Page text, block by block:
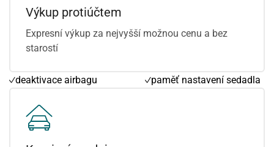
bezklíčové startování a
odemykání
bluetooth
centrál dálkový
deaktivace airbagu
digitální příjem rádia
(DAB)
kožená sedadla
paměť nastavení sedadla
Výkup protiúčtem
Expresní výkup za nejvyšší možnou cenu a bez
starostí